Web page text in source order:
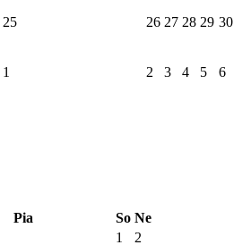
25 26 27 28 29 30
1 2 3 4 5 6
Pia So Ne
1
2